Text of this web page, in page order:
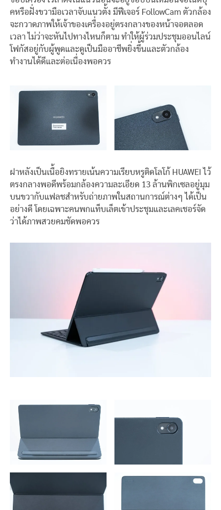
คหรือฝั่งขวามือเวลาจับแนวตั้ง มีฟีเจอร์ FollowCam ตัวกล้อง
จะกวาดภาพให้เจ้าของเครื่องอยู่ตรงกลางของหน้าจอตลอด
เวลา ไม่ว่าจะหันไปทางไหนก็ตาม ทำให้ผู้ร่วมประชุมออนไลน์
โฟกัสอยู่กับผู้พูดและดูเป็นมืออาชีพยิ่งขึ้นและตัวกล้อง
ทำงานได้ดีและต่อเนื่องพอควร
ฝาหลังเป็นเนื้อยิงทรายเน้นความเรียบหรูติดโลโก้ HUAWEI ไว้
ตรงกลางพอดีพร้อมกล้องความละเอียด 13 ล้านพิกเซลอยู่มุม
บนขวากับแฟลชสำหรับถ่ายภาพในสถานการณ์ต่างๆ ได้เป็น
อย่างดี โดยเฉพาะคนพกแท็บเล็ตเข้าประชุมและเลคเชอร์จัด
ว่าได้ภาพสวยคมชัดพอควร